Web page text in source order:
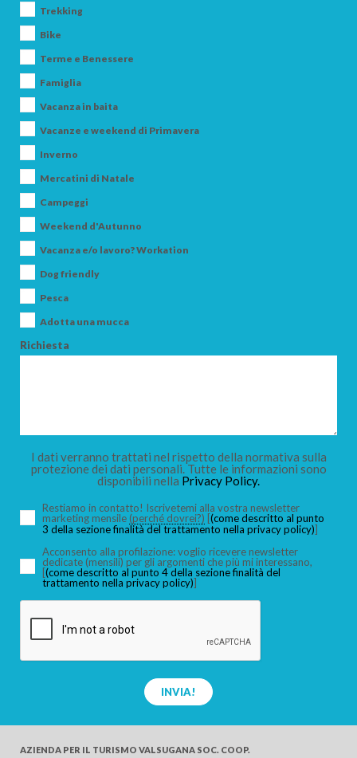
Trekking
Bike
Terme e Benessere
Famiglia
Vacanza in baita
Vacanze e weekend di Primavera
Inverno
Mercatini di Natale
Campeggi
Weekend d'Autunno
Vacanza e/o lavoro? Workation
Dog friendly
Pesca
Adotta una mucca
Richiesta
I dati verranno trattati nel rispetto della normativa sulla
protezione dei dati personali. Tutte le informazioni sono
disponibili nella Privacy Policy.
Restiamo in contatto! Iscrivetemi alla vostra newsletter
marketing mensile (perché dovrei?) [(come descritto al punto
3 della sezione finalità del trattamento nella privacy policy)]
Acconsento alla profilazione: voglio ricevere newsletter
dedicate (mensili) per gli argomenti che più mi interessano,
[(come descritto al punto 4 della sezione finalità del
trattamento nella privacy policy)]
INVIA!
AZIENDA PER IL TURISMO VALSUGANA SOC. COOP.